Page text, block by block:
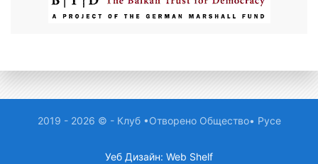
2019 - 2026 © - Клуб •Отворено Общество• Русе
Уеб Дизайн: Web Shelf